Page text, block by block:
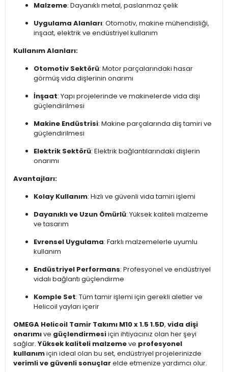
Malzeme: Dayanıklı metal, paslanmaz çelik
Uygulama Alanları: Otomotiv, makine mühendisliği,
inşaat, elektrik ve endüstriyel kullanım
Kullanım Alanları:
Otomotiv Sektörü: Motor parçalarındaki hasar
görmüş vida dişlerinin onarımı
İnşaat: Yapı projelerinde ve makinelerde vida dişi
güçlendirilmesi
Makine Endüstrisi: Makine parçalarında diş tamiri ve
güçlendirilmesi
Elektrik Sektörü: Elektrik bağlantılarındaki dişlerin
onarımı
Avantajları:
Kolay Kullanım: Hızlı ve güvenli vida tamiri işlemi
Dayanıklı ve Uzun Ömürlü: Yüksek kaliteli malzeme
ve tasarım
Evrensel Uygulama: Farklı malzemelerle uyumlu
kullanım
Endüstriyel Performans: Profesyonel ve endüstriyel
vidalı bağlantı güçlendirme
Komple Set: Tüm tamir işlemi için gerekli aletler ve
Helicoil yayları içerir
OMEGA Helicoil Tamir Takımı M10 x 1.5 1.5D, vida dişi
onarımıve güçlendirmesiiçin ihtiyacınız olan her şeyi
sağlar. Yüksek kaliteli malzemeve profesyonel
kullanımiçin ideal olan bu set, endüstriyel projelerinizde
verimli ve güvenli sonuçlarelde etmenize yardımcı olur.